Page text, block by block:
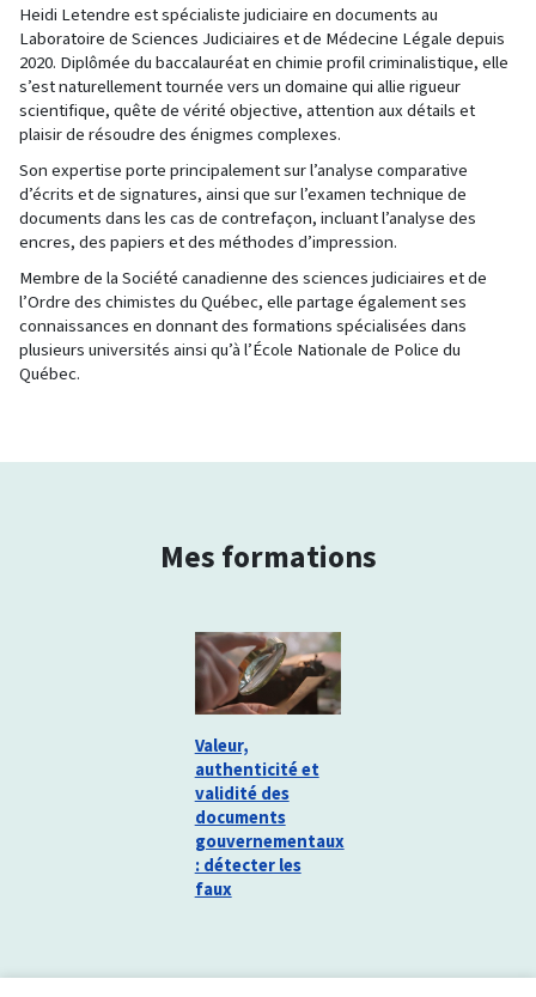
Heidi Letendre est spécialiste judiciaire en documents au
Laboratoire de Sciences Judiciaires et de Médecine Légale depuis
2020. Diplômée du baccalauréat en chimie profil criminalistique, elle
s’est naturellement tournée vers un domaine qui allie rigueur
scientifique, quête de vérité objective, attention aux détails et
plaisir de résoudre des énigmes complexes.
Son expertise porte principalement sur l’analyse comparative
d’écrits et de signatures, ainsi que sur l’examen technique de
documents dans les cas de contrefaçon, incluant l’analyse des
encres, des papiers et des méthodes d’impression.
Membre de la Société canadienne des sciences judiciaires et de
l’Ordre des chimistes du Québec, elle partage également ses
connaissances en donnant des formations spécialisées dans
plusieurs universités ainsi qu’à l’École Nationale de Police du
Québec.
Mes formations
Valeur,
authenticité et
validité des
documents
gouvernementaux
: détecter les
faux